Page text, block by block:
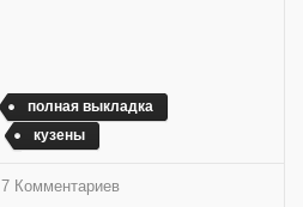
полная выкладка
кузены
7 Комментариев